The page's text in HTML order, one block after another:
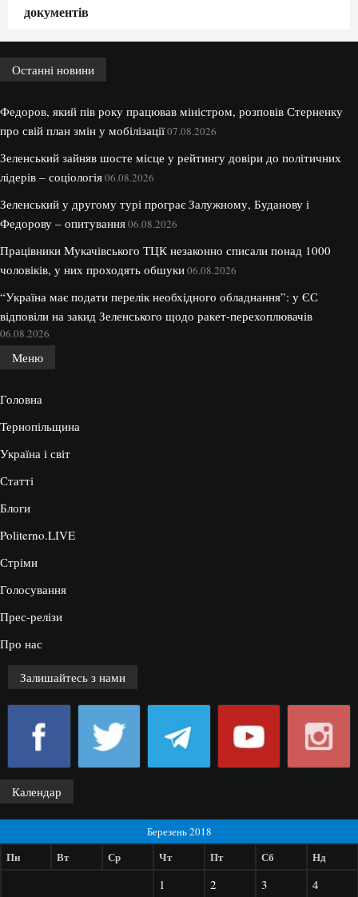
документів
Останні новини
Федоров, який пів року працював міністром, розповів Стерненку
про свій план змін у мобілізації07.08.2026
Зеленський зайняв шосте місце у рейтингу довіри до політичних
лідерів – соціологія06.08.2026
Зеленський у другому турі програє Залужному, Буданову і
Федорову – опитування06.08.2026
Працівники Мукачівського ТЦК незаконно списали понад 1000
чоловіків, у них проходять обшуки06.08.2026
“Україна має подати перелік необхідного обладнання”: у ЄС
відповіли на закид Зеленського щодо ракет-перехоплювачів
06.08.2026
Меню
Головна
Тернопільщина
Україна і світ
Статті
Блоги
Politerno.LIVE
Стріми
Голосування
Прес-релізи
Про нас
Залишайтесь з нами
Календар
Березень 2018
Пн Вт Ср Чт Пт Сб Нд
1 2 3 4